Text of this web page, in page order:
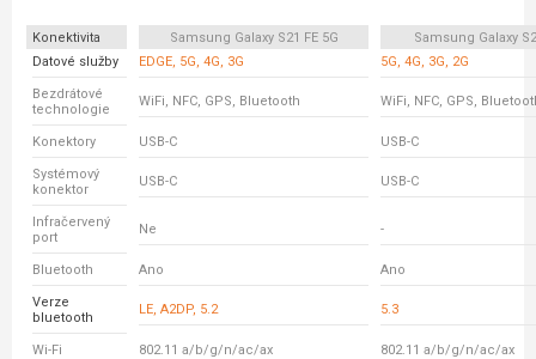
Konektivita Samsung Galaxy S21 FE 5G
Samsung Galaxy
Datové služby
EDGE, 5G, 4G, 3G 5G, 4G, 3G, 2G
Bezdrátové
technologie
WiFi, NFC, GPS, Bluetooth WiFi, NFC, GPS,
Konektory USB-C USB-C
Systémový
konektor
USB-C USB-C
Infračervený
port
Ne -
Bluetooth Ano Ano
Verze
bluetooth
LE, A2DP, 5.2 5.3
Wi-Fi 802.11 a/b/g/n/ac/ax 802.11 a/b/g/n/ac/ax